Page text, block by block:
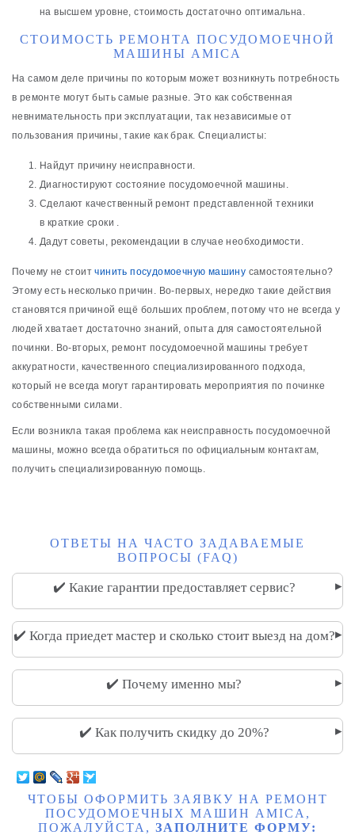
на высшем уровне, стоимость достаточно оптимальна.
СТОИМОСТЬ РЕМОНТА ПОСУДОМОЕЧНОЙ
МАШИНЫ AMICA
На самом деле причины по которым может возникнуть потребность
в ремонте могут быть самые разные. Это как собственная
невнимательность при эксплуатации, так независимые от
пользования причины, такие как брак. Специалисты:
Найдут причину неисправности.
Диагностируют состояние посудомоечной машины.
Сделают качественный ремонт представленной техники
в краткие сроки .
Дадут советы, рекомендации в случае необходимости.
Почему не стоитчинить посудомоечную машину самостоятельно?
Этому есть несколько причин. Во-первых, нередко такие действия
становятся причиной ещё больших проблем, потому что не всегда у
людей хватает достаточно знаний, опыта для самостоятельной
починки. Во-вторых, ремонт посудомоечной машины требует
аккуратности, качественного специализированного подхода,
который не всегда могут гарантировать мероприятия по починке
собственными силами.
Если возникла такая проблема как неисправность посудомоечной
машины, можно всегда обратиться по официальным контактам,
получить специализированную помощь.
ОТВЕТЫ НА ЧАСТО ЗАДАВАЕМЫЕ
ВОПРОСЫ (FAQ)
✔️ Какие гарантии предоставляет сервис? ▸
✔️ Когда приедет мастер и сколько стоит выезд на дом?▸
✔️ Почему именно мы? ▸
✔️ Как получить скидку до 20%? ▸
ЧТОБЫ ОФОРМИТЬ ЗАЯВКУ НА РЕМОНТ
ПОСУДОМОЕЧНЫХ МАШИН AMICA,
ПОЖАЛУЙСТА, ЗАПОЛНИТЕ ФОРМУ: